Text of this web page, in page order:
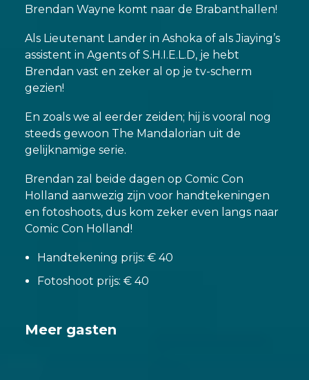
Brendan Wayne komt naar de Brabanthallen!
Als Lieutenant Lander in Ashoka of als Jiaying’s
assistent in Agents of S.H.I.E.L.D, je hebt
Brendan vast en zeker al op je tv-scherm
gezien!
En zoals we al eerder zeiden; hij is vooral nog
steeds gewoon The Mandalorian uit de
gelijknamige serie.
Brendan zal beide dagen op Comic Con
Holland aanwezig zijn voor handtekeningen
en fotoshoots, dus kom zeker even langs naar
Comic Con Holland!
Handtekening prijs: € 40
Fotoshoot prijs: € 40
Meer gasten